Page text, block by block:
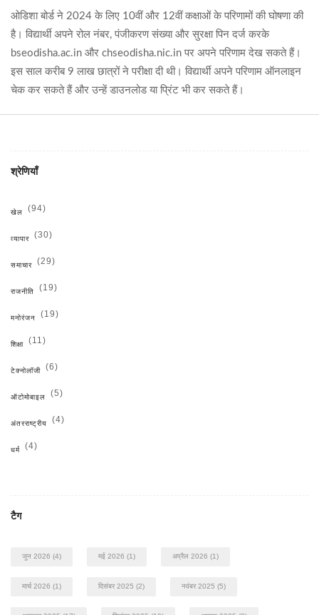
ओडिशा बोर्ड ने 2024 के लिए 10वीं और 12वीं कक्षाओं के परिणामों की घोषणा की
है। विद्यार्थी अपने रोल नंबर, पंजीकरण संख्या और सुरक्षा पिन दर्ज करके
bseodisha.ac.in और chseodisha.nic.in पर अपने परिणाम देख सकते हैं।
इस साल करीब 9 लाख छात्रों ने परीक्षा दी थी। विद्यार्थी अपने परिणाम ऑनलाइन
चेक कर सकते हैं और उन्हें डाउनलोड या प्रिंट भी कर सकते हैं।
श्रेणियाँ
खेल (94)
व्यापार (30)
समाचार (29)
राजनीति (19)
मनोरंजन (19)
शिक्षा (11)
टेक्नोलॉजी (6)
ऑटोमोबाइल (5)
अंतरराष्ट्रीय (4)
धर्म (4)
टैग
जून 2026 (4) मई 2026 (1) अप्रैल 2026 (1)
मार्च 2026 (1) दिसंबर 2025 (2) नवंबर 2025 (5)